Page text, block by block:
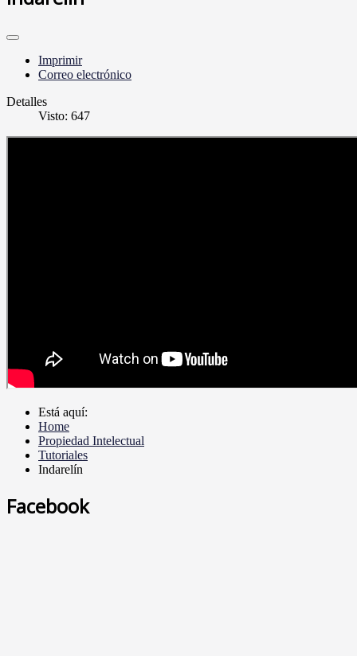
Imprimir
Correo electrónico
Detalles
Visto: 647
Está aquí:
Home
Propiedad Intelectual
Tutoriales
Indarelín
Facebook